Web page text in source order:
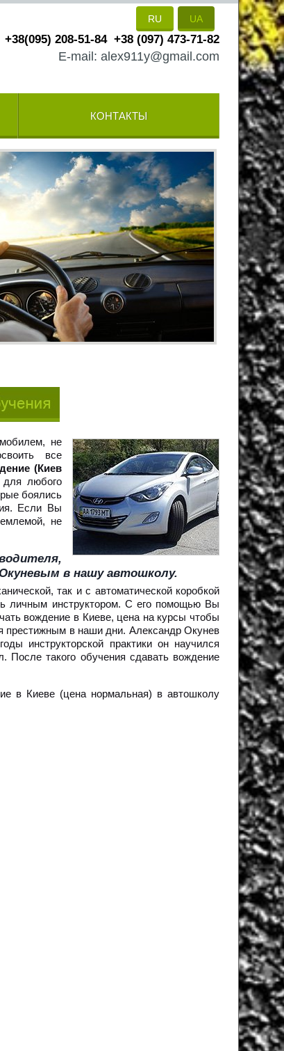
RU UA
+38(095) 208-51-84 +38 (097) 473-71-82
E-mail: alex911y@gmail.com
КОНТАКТЫ
не
все
(Киев
для любого
боялись
Если Вы
не
Окуневым в нашу автошколу.
так и с автоматической коробкой
личным инструктором. С его помощью Вы
вождение в Киеве, цена на курсы чтобы
престижным в наши дни. Александр Окунев
инструкторской практики он научился
После такого обучения сдавать вождение
в Киеве (цена нормальная) в автошколу